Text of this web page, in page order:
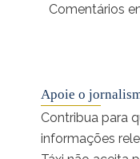
Comentários
Apoie o
Contribua para
informações